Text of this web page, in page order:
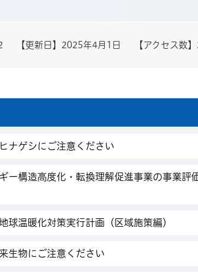
【更新日】 2025年4月1日 【アクセス数】
ナゲシにご注意ください
ー構造高度化・転換理解促進事業の事業評
球温暖化対策実行計画（区域施策編）
生物にご注意ください